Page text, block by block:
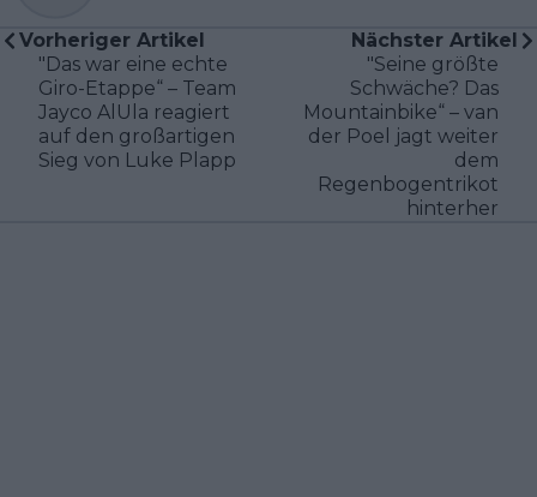
Vorheriger Artikel
"Das war eine echte
Giro-Etappe“ – Team
Jayco AlUla reagiert
auf den großartigen
Sieg von Luke Plapp
Nächster Artikel
"Seine größte
Schwäche? Das
Mountainbike“ – van
der Poel jagt weiter
dem
Regenbogentrikot
hinterher